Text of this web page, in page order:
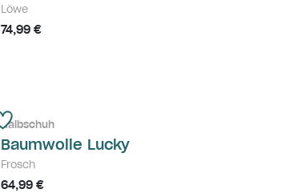
Löwe
74,99 €
Halbschuh
Baumwolle Lucky
Frosch
64,99 €